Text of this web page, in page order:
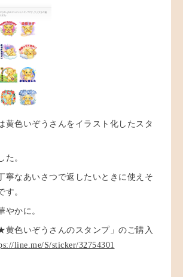
黄色いぞうさんをイラスト化したスタ
た。
寧なあいさつで返したいときに使えそ
す。
やかに。
黄色いぞうさんのスタンプ」のご購入
line.me/S/sticker/32754301